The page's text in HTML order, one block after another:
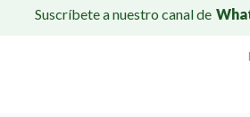
Suscríbete a nuestro canal de